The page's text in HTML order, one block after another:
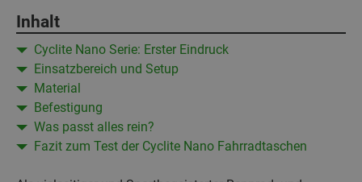
Inhalt
Cyclite Nano Serie: Erster Eindruck
Einsatzbereich und Setup
Material
Befestigung
Was passt alles rein?
Fazit zum Test der Cyclite Nano Fahrradtaschen